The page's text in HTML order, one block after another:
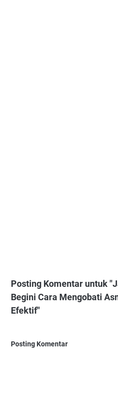
Posting Komentar untuk
Begini Cara Mengobati
Efektif"
Posting Komentar